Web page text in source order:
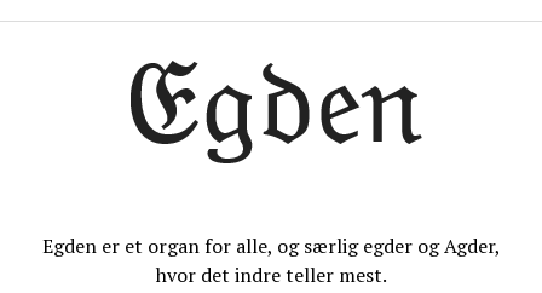
Egden er et organ for alle, og særlig egder og Agder,
hvor det indre teller mest.